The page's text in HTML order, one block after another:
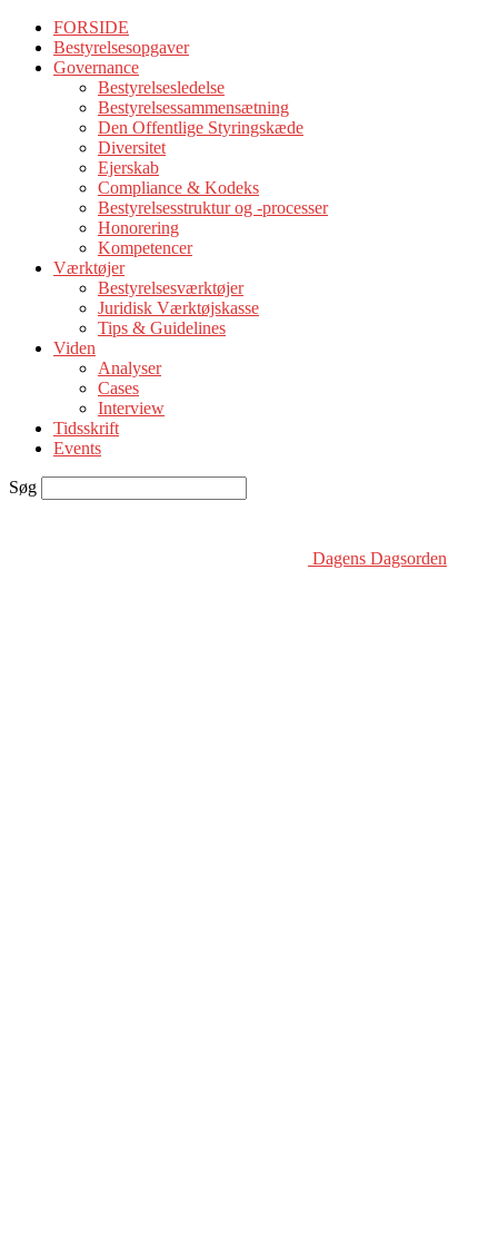
FORSIDE
Bestyrelsesopgaver
Governance
Bestyrelsesledelse
Bestyrelsessammensætning
Den Offentlige Styringskæde
Diversitet
Ejerskab
Compliance & Kodeks
Bestyrelsesstruktur og -processer
Honorering
Kompetencer
Værktøjer
Bestyrelsesværktøjer
Juridisk Værktøjskasse
Tips & Guidelines
Viden
Analyser
Cases
Interview
Tidsskrift
Events
Søg
Dagens Dagsorden